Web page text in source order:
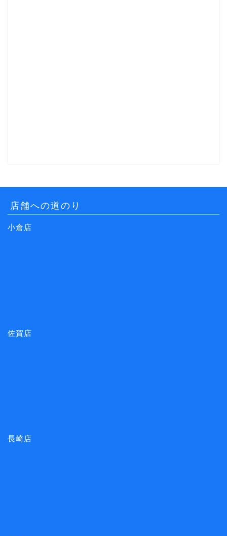
店舗への道のり
小倉店
佐賀店
長崎店